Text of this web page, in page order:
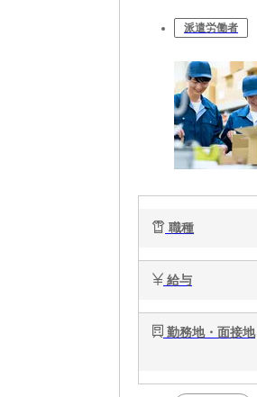
派遣労働者
職種
給与
勤務地・面接地